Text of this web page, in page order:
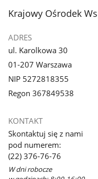
stopka
Krajowy Ośrodek
ADRES
ul. Karolkowa 30
01-207 Warszawa
NIP 5272818355
Regon 367849538
KONTAKT
Skontaktuj się z nami
pod numerem:
(22) 376-76-76
W dni robocze